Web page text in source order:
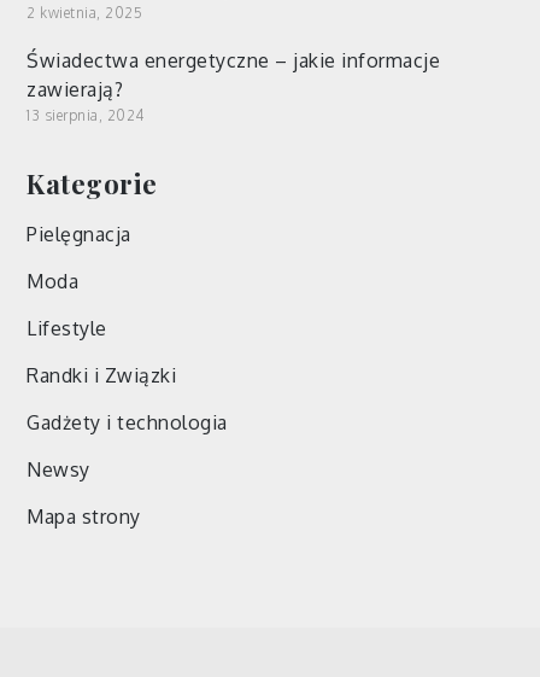
2 kwietnia, 2025
Świadectwa energetyczne – jakie informacje
zawierają?
13 sierpnia, 2024
Kategorie
Pielęgnacja
Moda
Lifestyle
Randki i Związki
Gadżety i technologia
Newsy
Mapa strony